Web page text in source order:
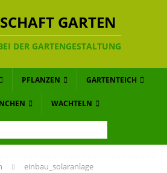
GARTEN
DER GARTENGESTALTUNG
PFLANZEN GARTENTEICH
WACHTELN
einbau_solaranlage